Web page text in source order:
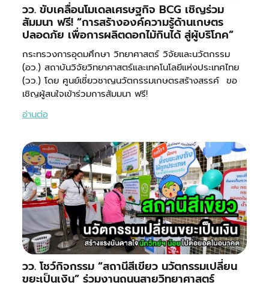
วว. ขับเคลื่อนโมเดลเศรษฐกิจ BCG เชิญร่วม
สัมมนา ฟรี! “การสร้างองค์ความรู้ด้านเกษตร
ปลอดภัย เพื่อการผลิตดอกไม้กินได้ สู่ผู้บริโภค”
กระทรวงการอุดมศึกษา วิทยาศาสตร์ วิจัยและนวัตกรรม
(อว.) สถาบันวิจัยวิทยาศาสตร์และเทคโนโลยีแห่งประเทศไทย
(วว.) โดย ศูนย์เชี่ยวชาญนวัตกรรมเกษตรสร้างสรรค์ ขอ
เชิญผู้สนใจเข้าร่วมการสัมมนา ฟรี!
อ่านต่อ
วว. โชว์กิจกรรม “สถานีสีเขียว นวัตกรรมเปลี่ยน
ขยะเป็นเงิน” ร่วมงานถนนสายวิทยาศาสตร์